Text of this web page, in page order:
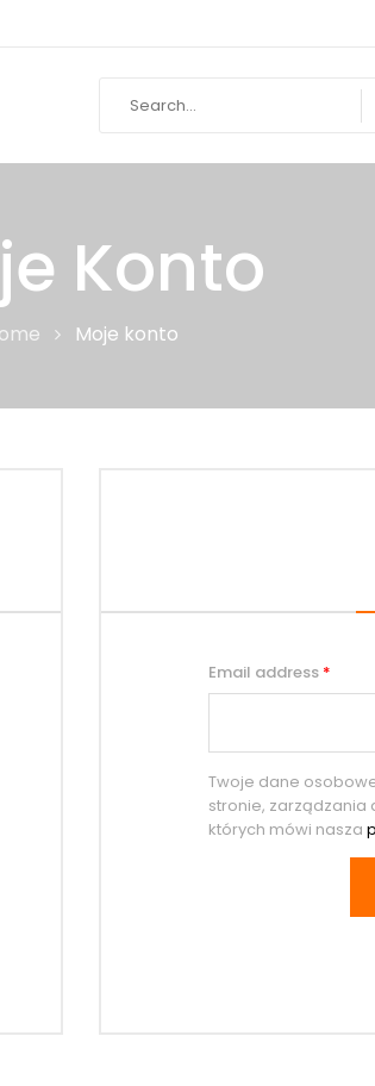
Konto
Moje konto
Email address *
Twoje dane
stronie, zarządzania
których mówi nasza